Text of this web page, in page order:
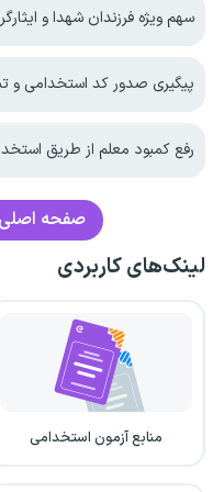
سهم ویژه فرزندان شهدا و
پیگیری صدور کد استخدامی و
رفع کمبود معلم از طریق استخدام
صفحه اصلی
لینک‌های کاربردی
منابع آزمون استخدامی